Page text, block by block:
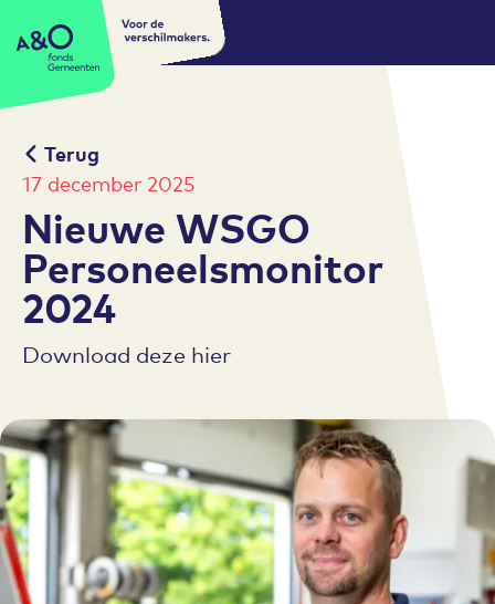
A&O fonds Gemeenten
Voor de
verschilmakers.
Terug
17 december 2025
Nieuwe WSGO
Personeelsmonitor
2024
Download deze hier